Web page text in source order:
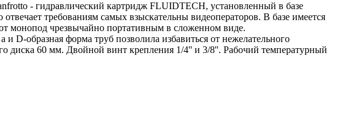
- гидравлический картридж FLUIDTECH, установленный в базе
требованиям самых взыскательны видеоператоров. В базе имеется
монопод чрезвычайно портативным в сложенном виде.
D-образная форма труб позволила избавиться от нежелательного
диска 60 мм. Двойной винт крепления 1/4'' и 3/8''. Рабочий температурный